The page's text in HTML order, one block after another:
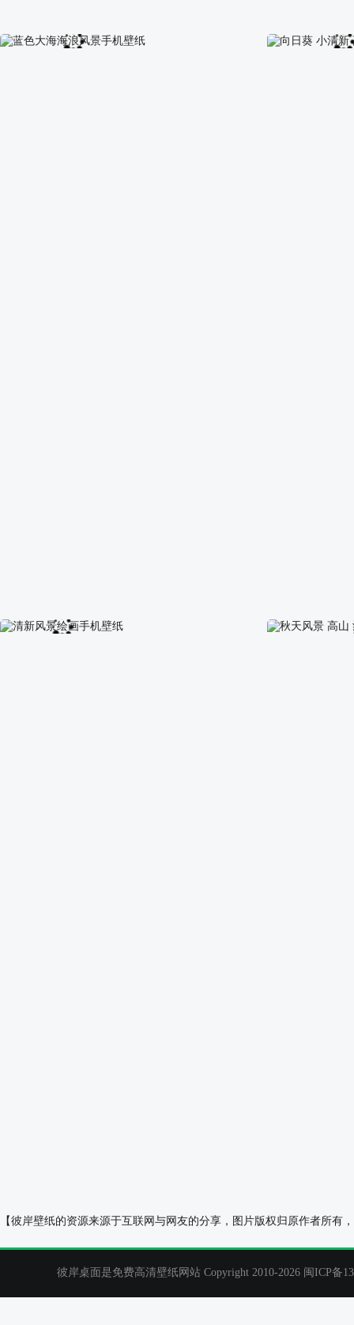
五月你好 小清新美女 高清手机壁纸 日照金山手机
蓝色大海海浪风景手机壁纸 向日葵 小清新
【彼岸壁纸的资源来源于互联网与网友的分享，图片版权归原作者所
彼岸桌面是免费高清壁纸网站 Copyright 2010-2026 闽ICP备